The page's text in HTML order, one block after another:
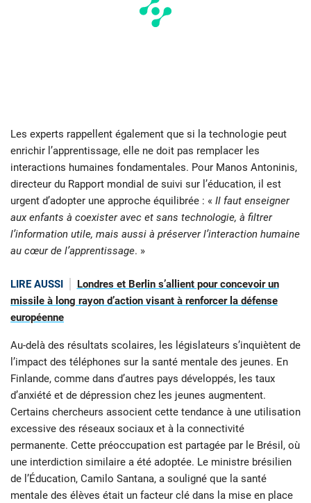
Les experts rappellent également que si la technologie peut
enrichir l’apprentissage, elle ne doit pas remplacer les
interactions humaines fondamentales. Pour Manos Antoninis,
directeur du Rapport mondial de suivi sur l’éducation, il est
urgent d’adopter une approche équilibrée : « Il faut enseigner
aux enfants à coexister avec et sans technologie, à filtrer
l’information utile, mais aussi à préserver l’interaction humaine
au cœur de l’apprentissage. »
LIRE AUSSI
Londres et Berlin s’allient pour concevoir un
missile à long rayon d’action visant à renforcer la défense
européenne
Au-delà des résultats scolaires, les législateurs s’inquiètent de
l’impact des téléphones sur la santé mentale des jeunes. En
Finlande, comme dans d’autres pays développés, les taux
d’anxiété et de dépression chez les jeunes augmentent.
Certains chercheurs associent cette tendance à une utilisation
excessive des réseaux sociaux et à la connectivité
permanente. Cette préoccupation est partagée par le Brésil, où
une interdiction similaire a été adoptée. Le ministre brésilien
de l’Éducation, Camilo Santana, a souligné que la santé
mentale des élèves était un facteur clé dans la mise en place